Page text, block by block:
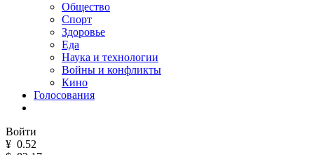
Общество
Спорт
Здоровье
Еда
Наука и технологии
Войны и конфликты
Кино
Голосования
Войти
¥ 0.52